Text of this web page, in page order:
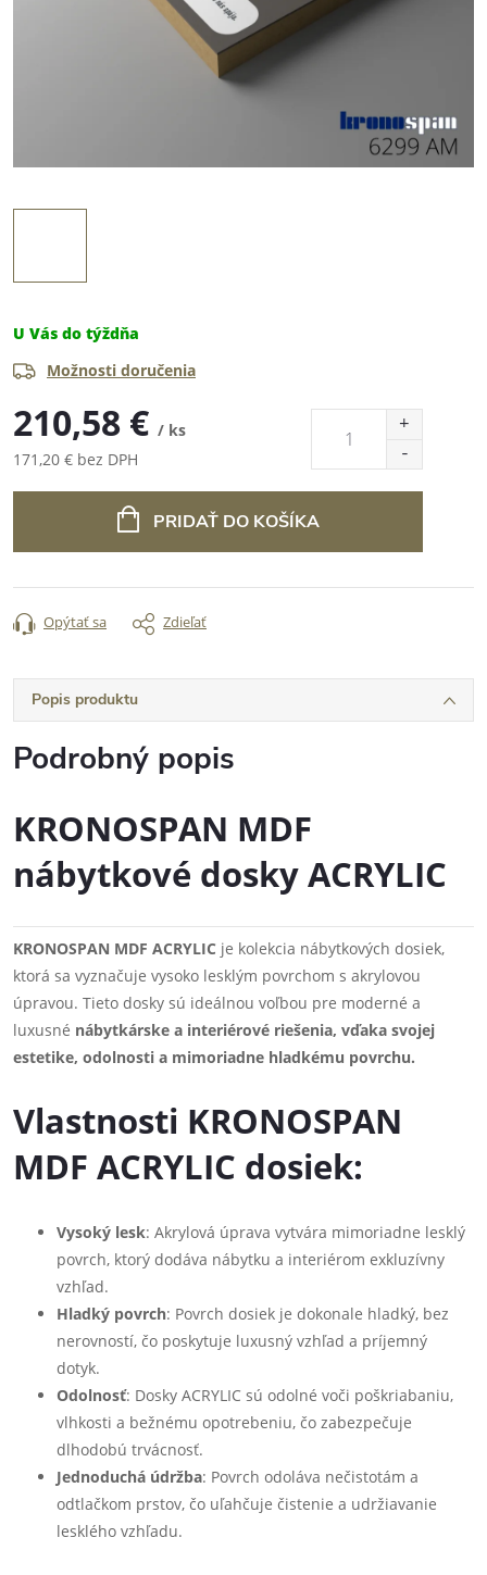
U Vás do týždňa
Možnosti doručenia
210,58 € / ks
171,20 € bez DPH
PRIDAŤ DO KOŠÍKA
Opýtať sa Zdieľať
Popis produktu
Podrobný popis
KRONOSPAN MDF
nábytkové dosky ACRYLIC
KRONOSPAN MDF ACRYLIC je kolekcia nábytkových dosiek,
ktorá sa vyznačuje vysoko lesklým povrchom s akrylovou
úpravou. Tieto dosky sú ideálnou voľbou pre moderné a
luxusné nábytkárske a interiérové riešenia, vďaka svojej
estetike, odolnosti a mimoriadne hladkému povrchu.
Vlastnosti KRONOSPAN
MDF ACRYLIC dosiek:
Vysoký lesk: Akrylová úprava vytvára mimoriadne lesklý
povrch, ktorý dodáva nábytku a interiérom exkluzívny
vzhľad.
Hladký povrch: Povrch dosiek je dokonale hladký, bez
nerovností, čo poskytuje luxusný vzhľad a príjemný
dotyk.
Odolnosť: Dosky ACRYLIC sú odolné voči poškriabaniu,
vlhkosti a bežnému opotrebeniu, čo zabezpečuje
dlhodobú trvácnosť.
Jednoduchá údržba: Povrch odoláva nečistotám a
odtlačkom prstov, čo uľahčuje čistenie a udržiavanie
lesklého vzhľadu.